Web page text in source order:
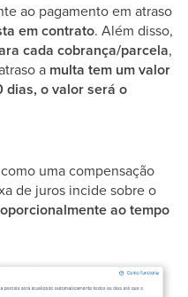
ao pagamento em atraso
em contrato. Além disso,
cada cobrança/parcela,
a multa tem um valor
dias, o valor será o
uma compensação
de juros incide sobre o
ao tempo